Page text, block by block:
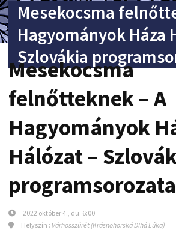
Mesekocsma
Hagyományok Háza
Szlovákia
Mesekocsma
felnőtteknek – A
Hagyományok
Hálózat –
programsorozata
2022 október 4., du. 6:00
Helyszín : Várhosszúrét (Krásnohorská Dlhá Lúka)